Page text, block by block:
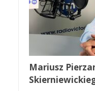
Mariusz